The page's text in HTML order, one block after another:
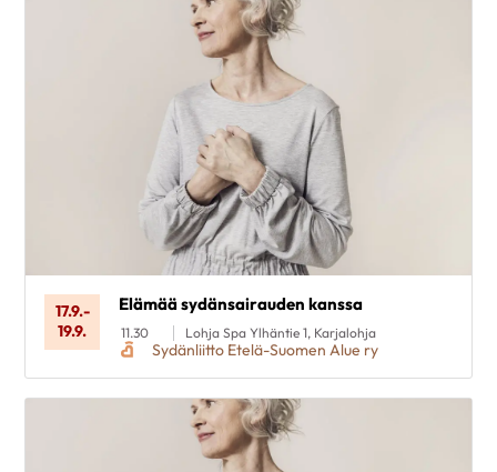
17.9.-
19.9.
Elämää sydänsairauden kanssa
11.30 Lohja Spa Ylhäntie 1, Karjalohja
Sydänliitto Etelä-Suomen Alue ry